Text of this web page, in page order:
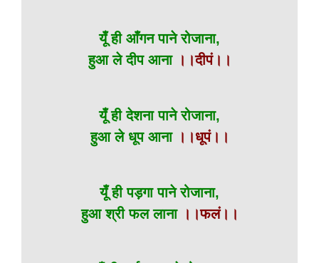
यूँ ही आँगन पाने रोजाना,
हुआ ले दीप आना ।।दीपं।।
यूँ ही देशना पाने रोजाना,
हुआ ले धूप आना ।।धूपं।।
यूँ ही पड़गा पाने रोजाना,
हुआ श्री फल लाना ।।फलं।।